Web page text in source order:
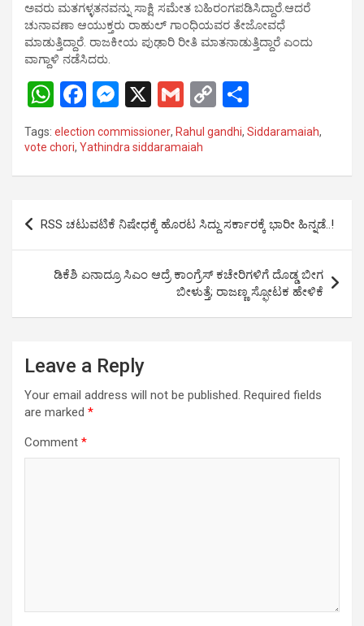
ಅವರು ಮತಗಳ್ಳತನವನ್ನು ಸಾಕ್ಷಿ ಸಮೇತ ಬಹಿರಂಗಪಡಿಸಿದ್ದಾರೆ.ಆದರೆ
ಚುನಾವಣಾ ಆಯುಕ್ತರು ರಾಹುಲ್ ಗಾಂಧಿಯವರ ತೇಜೋವಧೆ
ಮಾಡುತ್ತಿದ್ದಾರೆ. ರಾಜಕೀಯ ಪುಢಾರಿ ರೀತಿ ಮಾತನಾಡುತ್ತಿದ್ದಾರೆ ಎಂದು
ವಾಗ್ದಾಳಿ ನಡೆಸಿದರು.
W
h
at
s
p
p
F
ce
b
o
k
M
es
se
n
er
X
G
m
ail
C
Li
k
h
e
Tags: election commissioner, Rahul gandhi, Siddaramaiah,
vote chori, Yathindra siddaramaiah
Post
navigation
RSS ಚಟುವಟಿಕೆ ನಿಷೇಧಕ್ಕೆ ಹೊರಟ ಸಿದ್ದು ಸರ್ಕಾರಕ್ಕೆ ಭಾರೀ ಹಿನ್ನಡೆ..!
ಡಿಕೆಶಿ ಏನಾದ್ರೂ ಸಿಎಂ ಆದ್ರೆ ಕಾಂಗ್ರೆಸ್‌ ಕಚೇರಿಗಳಿಗೆ ದೊಡ್ಡ ಬೀಗ
ಬೀಳುತ್ತೆ; ರಾಜಣ್ಣ ಸ್ಫೋಟಕ ಹೇಳಿಕೆ
Leave a Reply
Your email address will not be published. Required fields
are marked *
Comment *